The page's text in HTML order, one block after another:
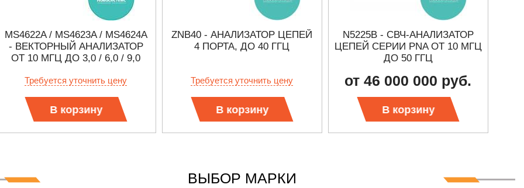
MS4622A / MS4623A / MS4624A
- ВЕКТОРНЫЙ АНАЛИЗАТОР
ОТ 10 МГЦ ДО 3,0 / 6,0 / 9,0
Требуется уточнить цену
В корзину
ZNB40 - АНАЛИЗАТОР ЦЕПЕЙ
4 ПОРТА, ДО 40 ГГЦ
Требуется уточнить цену
В корзину
N5225B - СВЧ-АНАЛИЗАТОР
ЦЕПЕЙ СЕРИИ PNA ОТ 10 МГЦ
ДО 50 ГГЦ
от 46 000 000 руб.
В корзину
ВЫБОР МАРКИ